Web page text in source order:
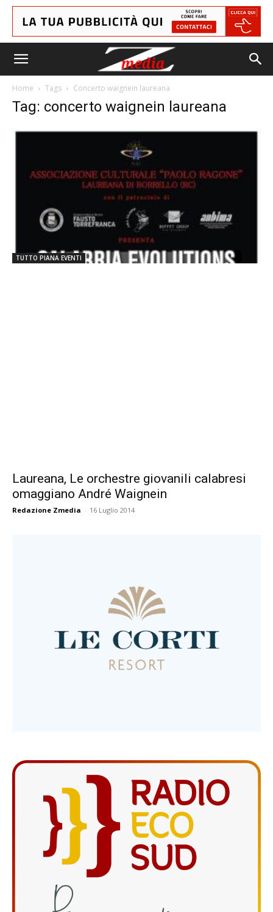
Home Tags Concerto waignein laureana
Tag: concerto waignein laureana
TUTTO PIANA EVENTI
Laureana, Le orchestre giovanili calabresi
omaggiano André Waignein
Redazione Zmedia - 16 Luglio 2014